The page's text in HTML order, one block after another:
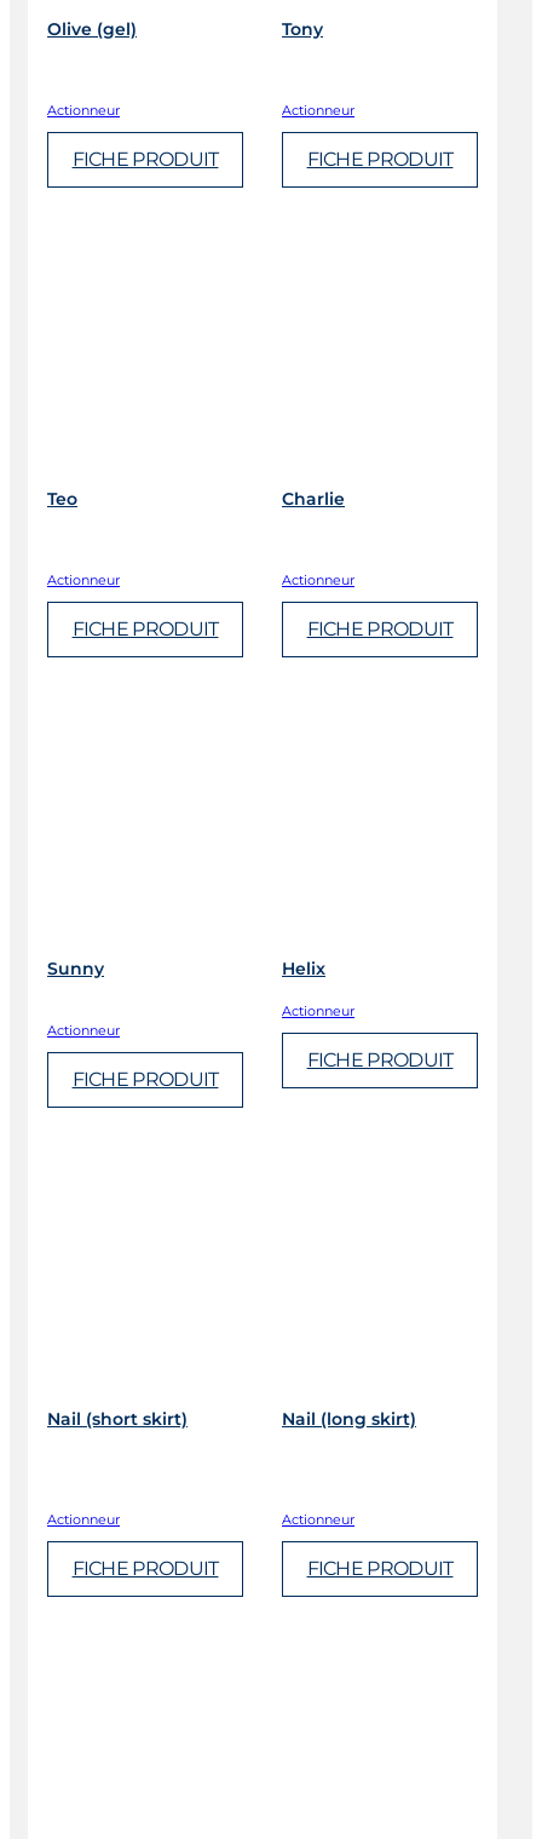
Olive (gel)
Actionneur
FICHE PRODUIT
Tony
Actionneur
FICHE PRODUIT
Teo
Actionneur
FICHE PRODUIT
Charlie
Actionneur
FICHE PRODUIT
Sunny
Actionneur
FICHE PRODUIT
Helix
Actionneur
FICHE PRODUIT
Nail (short skirt)
Actionneur
FICHE PRODUIT
Nail (long skirt)
Actionneur
FICHE PRODUIT